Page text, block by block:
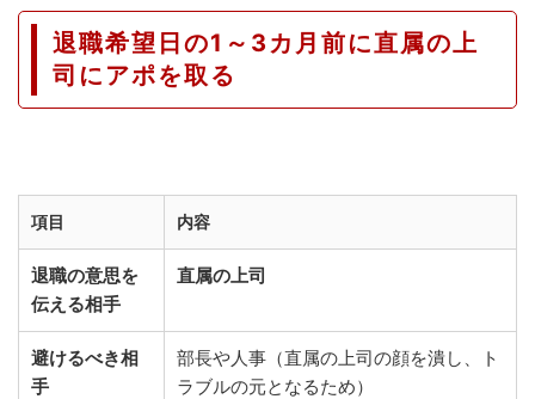
退職希望日の1～3カ月前に直属の上
司にアポを取る
項目 内容
退職の意思を
伝える相手
直属の上司
避けるべき相
手
部長や人事（直属の上司の顔を潰し、ト
ラブルの元となるため）